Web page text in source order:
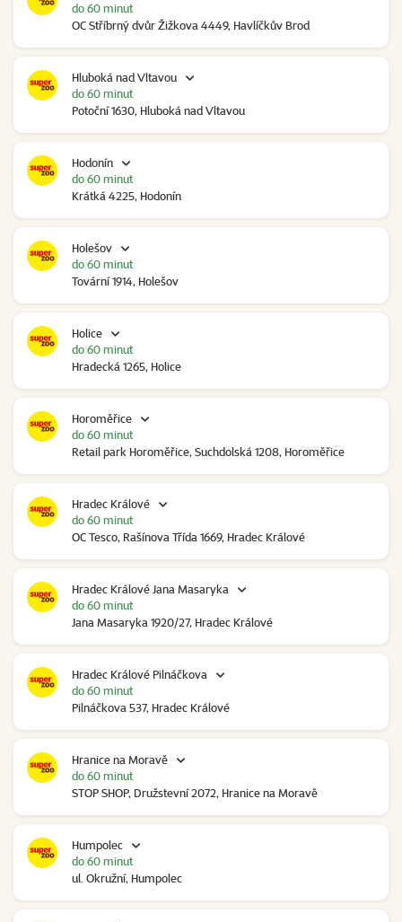
OC Stříbrný dvůr Žižkova 4449, Havlíčkův Brod
do 60 minut
Hluboká nad Vltavou
Potoční 1630, Hluboká nad Vltavou
do 60 minut
Hodonín
Krátká 4225, Hodonín
do 60 minut
Holešov
Tovární 1914, Holešov
do 60 minut
Holice
Hradecká 1265, Holice
do 60 minut
Horoměřice
Retail park Horoměřice, Suchdolská 1208, Horoměřice
do 60 minut
Hradec Králové
OC Tesco, Rašínova Třída 1669, Hradec Králové
do 60 minut
Hradec Králové Jana Masaryka
Jana Masaryka 1920/27, Hradec Králové
do 60 minut
Hradec Králové Pilnáčkova
Pilnáčkova 537, Hradec Králové
do 60 minut
Hranice na Moravě
STOP SHOP, Družstevní 2072, Hranice na Moravě
do 60 minut
Humpolec
ul. Okružní, Humpolec
do 60 minut